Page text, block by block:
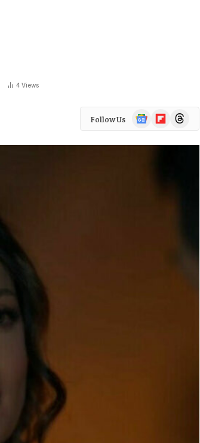
4 Views
Follow Us
Google
News
FlipboardThreads